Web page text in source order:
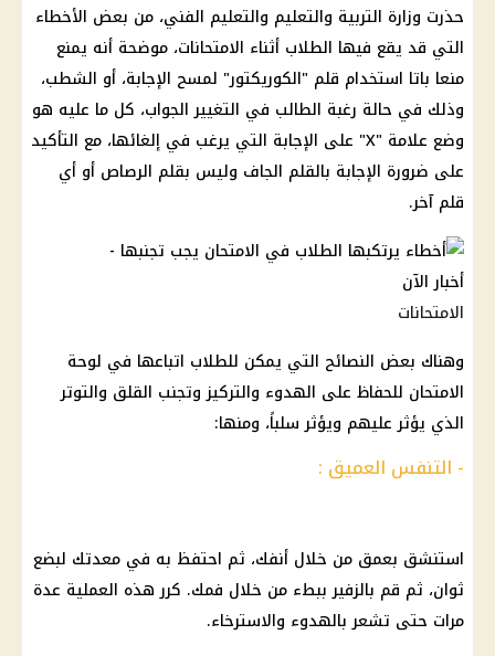
حذرت وزارة التربية والتعليم والتعليم الفني، من بعض الأخطاء
التي قد يقع فيها الطلاب أثناء الامتحانات، موضحة أنه يمنع
منعا باتا استخدام قلم "الكوريكتور" لمسح الإجابة، أو الشطب،
وذلك في حالة رغبة الطالب في التغيير الجواب، كل ما عليه هو
وضع علامة "X" على الإجابة التي يرغب في إلغائها، مع التأكيد
على ضرورة الإجابة بالقلم الجاف وليس بقلم الرصاص أو أي
قلم آخر.
الامتحانات
وهناك بعض النصائح التي يمكن للطلاب اتباعها في لوحة
الامتحان للحفاظ على الهدوء والتركيز وتجنب القلق والتوتر
الذي يؤثر عليهم ويؤثر سلباً، ومنها:
- التنفس العميق :
استنشق بعمق من خلال أنفك، ثم احتفظ به في معدتك لبضع
ثوان، ثم قم بالزفير ببطء من خلال فمك. كرر هذه العملية عدة
مرات حتى تشعر بالهدوء والاسترخاء.